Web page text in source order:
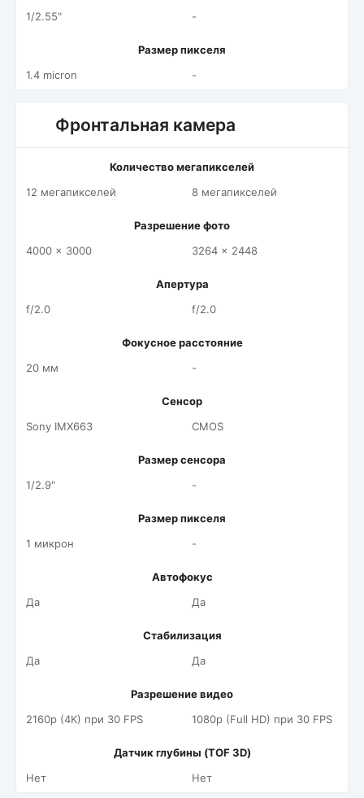
1/2.55"
-
Размер пикселя
1.4 micron
-
Фронтальная камера
Количество мегапикселей
12 мегапикселей
8 мегапикселей
Разрешение фото
4000 x 3000
3264 x 2448
Апертура
f/2.0
f/2.0
Фокусное расстояние
20 мм
-
Сенсор
Sony IMX663
CMOS
Размер сенсора
1/2.9"
-
Размер пикселя
1 микрон
-
Автофокус
Да
Да
Стабилизация
Да
Да
Разрешение видео
2160p (4K) при 30 FPS
1080p (Full HD) при 30 FPS
Датчик глубины (TOF 3D)
Нет
Нет